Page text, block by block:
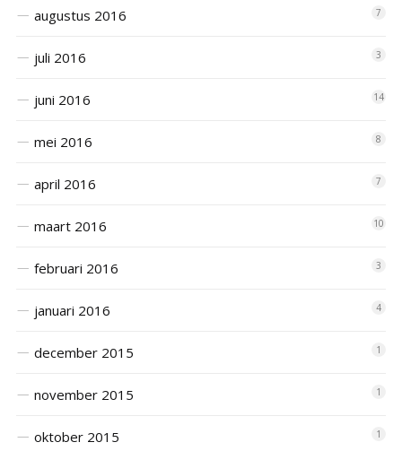
augustus 2016 7
juli 2016 3
juni 2016 14
mei 2016 8
april 2016 7
maart 2016 10
februari 2016 3
januari 2016 4
december 2015 1
november 2015 1
oktober 2015 1